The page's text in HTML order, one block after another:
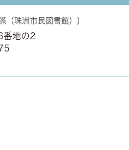
（珠洲市民図書館）
番地の2